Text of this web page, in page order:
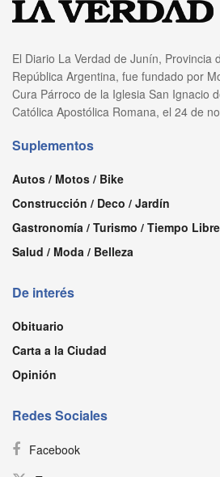
El Diario La Verdad de Junín, Provincia
República Argentina, fue fundado por
Cura Párroco de la Iglesia San Ignacio
Católica Apostólica Romana, el 24 de
Suplementos
Autos / Motos / Bike
Construcción / Deco / Jardín
Gastronomía / Turismo / Tiempo Libre
Salud / Moda / Belleza
De interés
Obituario
Carta a la Ciudad
Opinión
Redes Sociales
Facebook